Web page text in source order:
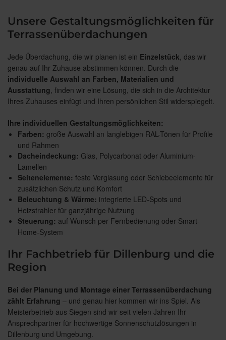
Unsere Gestaltungsmöglichkeiten für
Terrassenüberdachungen
Jede Überdachung, die wir planen ist ein Einzelstück, das wir
genau auf Ihr Zuhause abstimmen können. Durch die
individuelle Auswahl an Farben, Materialien und
Ausstattung, finden wir eine Lösung, die sich in die Architektur
Ihres Zuhauses einfügt und Ihren persönlichen Stil widerspiegelt.
Ihre individuellen Gestaltungsmöglichkeiten:
Farben: große Auswahl an langlebigen RAL-Tönen für Profile
und Rahmen
Dacheindeckung: Glas, Polycarbonat oder Aluminium-
Lamellen
Seitenelemente: feste Verglasung oder Schiebeelemente für
zusätzlichen Schutz und Komfort
Beleuchtung & Wärme: integrierte LED-Spots und
Heizstrahler für ganzjährige Nutzung
Steuerung: auf Wunsch per Fernbedienung oder Smart-
Home-System
Ihr Fachbetrieb für Dillenburg und die
Region
Bei der Planung und Montage einer Terrassenüberdachung
zählt Erfahrung – und genau hier kommen wir ins Spiel. Als
Meisterbetrieb aus Siegen sind wir seit vielen Jahren Ihr
Ansprechpartner für hochwertige Sonnenschutzlösungen in
Dillenburg und Umgebung.